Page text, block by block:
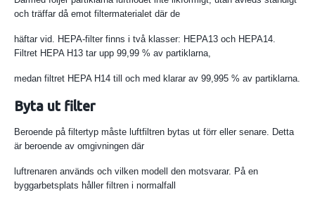
och träffar då emot filtermaterialet där de
häftar vid. HEPA-filter finns i två klasser: HEPA13 och HEPA14.
Filtret HEPA H13 tar upp 99,99 % av partiklarna,
medan filtret HEPA H14 till och med klarar av 99,995 % av partiklarna.
Byta ut filter
Beroende på filtertyp måste luftfiltren bytas ut förr eller senare. Detta
är beroende av omgivningen där
luftrenaren används och vilken modell den motsvarar. På en
byggarbetsplats håller filtren i normalfall